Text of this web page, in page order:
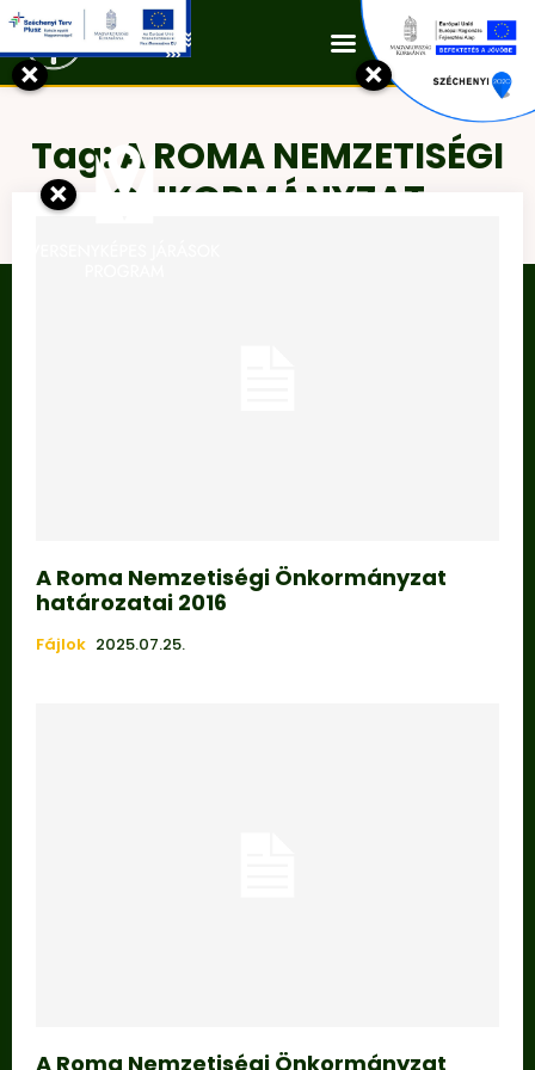
Kapcsolat
Tag:A ROMA NEMZETISÉGI
ÖNKORMÁNYZAT
A Roma Nemzetiségi Önkormányzat
határozatai 2016
Fájlok 2025.07.25.
A Roma Nemzetiségi Önkormányzat
×
×
×